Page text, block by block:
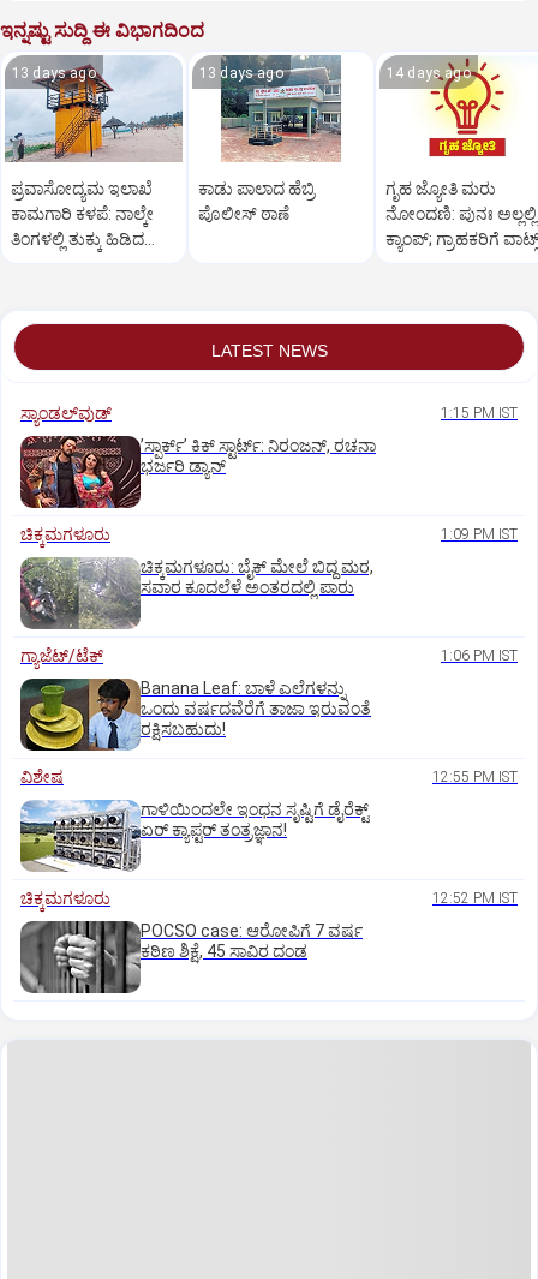
ಇನ್ನಷ್ಟು ಸುದ್ದಿ ಈ ವಿಭಾಗದಿಂದ
13 days ago
ಪ್ರವಾಸೋದ್ಯಮ ಇಲಾಖೆ
ಕಾಮಗಾರಿ ಕಳಪೆ: ನಾಲ್ಕೇ
ತಿಂಗಳಲ್ಲಿ ತುಕ್ಕು ಹಿಡಿದ
13 days ago
ಕಾಡು ಪಾಲಾದ ಹೆಬ್ರಿ
ಪೊಲೀಸ್‌ ಠಾಣೆ
14 days ago
ಗೃಹ ಜ್ಯೋತಿ ಮರು
ನೋಂದಣಿ: ಪುನಃ ಅಲ್ಲಲ್ಲಿ
ಕ್ಯಾಂಪ್‌; ಗ್ರಾಹಕರಿಗೆ ವಾಟ್ಸ್‌
LATEST NEWS
ಸ್ಯಾಂಡಲ್‌ವುಡ್‌ 1:15 PM IST
ʼಸ್ಪಾರ್ಕ್ʼ ಕಿಕ್‌ ಸ್ಟಾರ್ಟ್‌: ನಿರಂಜನ್‌, ರಚನಾ
ಭರ್ಜರಿ ಡ್ಯಾನ್‌
ಚಿಕ್ಕಮಗಳೂರು 1:09 PM IST
ಚಿಕ್ಕಮಗಳೂರು: ಬೈಕ್ ಮೇಲೆ ಬಿದ್ದ ಮರ,
ಸವಾರ ಕೂದಲೆಳೆ ಅಂತರದಲ್ಲಿ ಪಾರು
ಗ್ಯಾಜೆಟ್/ಟೆಕ್ 1:06 PM IST
Banana Leaf: ಬಾಳೆ ಎಲೆಗಳನ್ನು
ಒಂದು ವರ್ಷದವೆರೆಗೆ ತಾಜಾ ಇರುವಂತೆ
ರಕ್ಷಿಸಬಹುದು!
ವಿಶೇಷ 12:55 PM IST
ಗಾಳಿಯಿಂದಲೇ ಇಂಧನ ಸೃಷ್ಟಿಗೆ ಡೈರೆಕ್ಟ್
ಏರ್‌ ಕ್ಯಾಪ್ಟರ್ ತಂತ್ರಜ್ಞಾನ!
ಚಿಕ್ಕಮಗಳೂರು 12:52 PM IST
POCSO case: ಆರೋಪಿಗೆ 7 ವರ್ಷ
ಕಠಿಣ ಶಿಕ್ಷೆ, 45 ಸಾವಿರ ದಂಡ